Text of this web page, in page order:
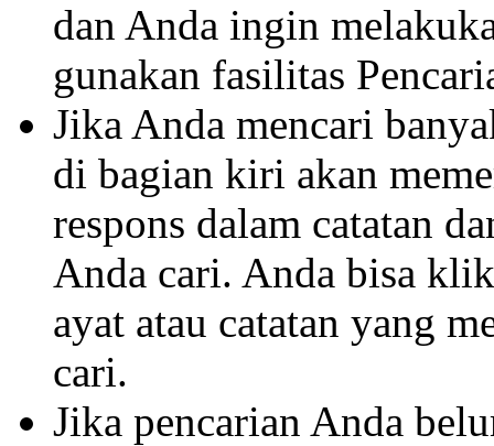
dan Anda ingin
gunakan fasilitas
Jika Anda mencari
di bagian kiri akan
respons dalam catatan
Anda cari. Anda bisa
ayat atau catatan yang
cari.
Jika pencarian Anda